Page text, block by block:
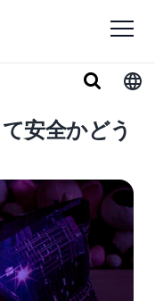
安全かどう